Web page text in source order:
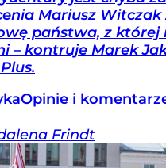
Mariusz Witczak
państwa, z której
– kontruje Marek
Opinie i
Frindt